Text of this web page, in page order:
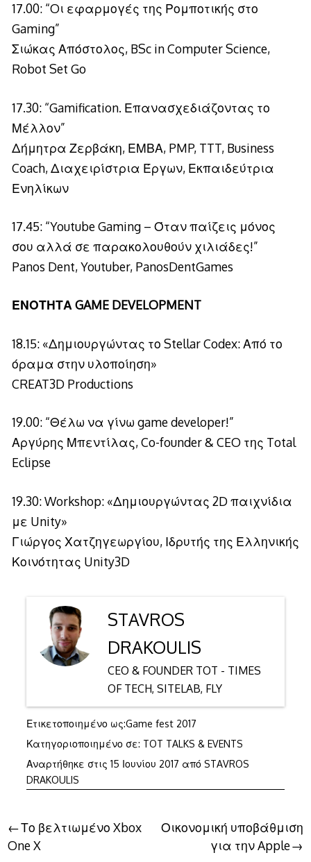
17.00: “Oι εφαρμογές της Ρομποτικής στο
Gaming”
Σιώκας Απόστολος, BSc in Computer Science,
Robot Set Go
17.30: “Gamification. Επανασχεδιάζοντας το
Μέλλον”
Δήμητρα Ζερβάκη, ΕΜΒΑ, PMP, TTT, Business
Coach, Διαχειρίστρια Έργων, Εκπαιδεύτρια
Ενηλίκων
17.45: “Youtube Gaming – Όταν παίζεις μόνος
σου αλλά σε παρακολουθούν χιλιάδες!”
Panos Dent, Youtuber, PanosDentGames
ΕΝΟΤΗΤΑ GAME DEVELOPMENT
18.15: «Δημιουργώντας το Stellar Codex: Από το
όραμα στην υλοποίηση»
CREAT3D Productions
19.00: “Θέλω να γίνω game developer!”
Αργύρης Μπεντίλας, Co-founder & CEO της Total
Eclipse
19.30: Workshop: «Δημιουργώντας 2D παιχνίδια
με Unity»
Γιώργος Χατζηγεωργίου, Ιδρυτής της Ελληνικής
Κοινότητας Unity3D
STAVROS
DRAKOULIS
CEO & FOUNDER TOT - TIMES
OF TECH, SITELAB, FLY
Ετικετοποιημένο ως:Game fest 2017
Κατηγοριοποιημένο σε: TOT TALKS & EVENTS
Αναρτήθηκε στις 15 Ιουνίου 201715από STAVROS
DRAKOULIS
Πλοήγηση
Το βελτιωμένο Xbox
One X
Οικονομική υποβάθμιση
για την Apple